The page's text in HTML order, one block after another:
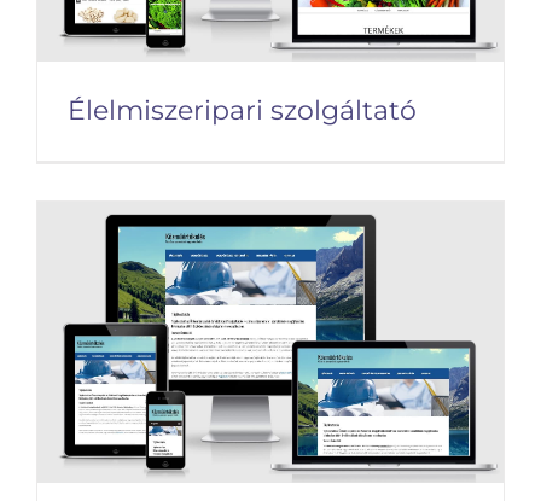
Élelmiszeripari szolgáltató
Élelmiszeripari szolgáltató